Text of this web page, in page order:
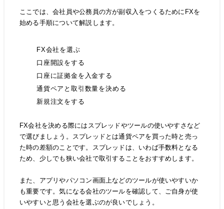
ここでは、会社員や公務員の方が副収入をつくるためにFXを
始める手順について解説します。
FX会社を選ぶ
口座開設をする
口座に証拠金を入金する
通貨ペアと取引数量を決める
新規注文をする
FX会社を決める際にはスプレッドやツールの使いやすさなど
で選びましょう。スプレッドとは通貨ペアを買った時と売っ
た時の差額のことです。スプレッドは、いわば手数料となる
ため、少しでも狭い会社で取引することをおすすめします。
また、アプリやパソコン画面上などのツールが使いやすいか
も重要です。気になる会社のツールを確認して、ご自身が使
いやすいと思う会社を選ぶのが良いでしょう。